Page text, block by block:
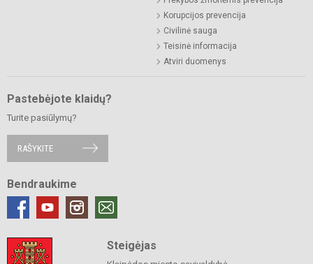
Korupcijos prevencija
Civilinė sauga
Teisinė informacija
Atviri duomenys
Pastebėjote klaidų?
Turite pasiūlymų?
RAŠYKITE
Bendraukime
Steigėjas